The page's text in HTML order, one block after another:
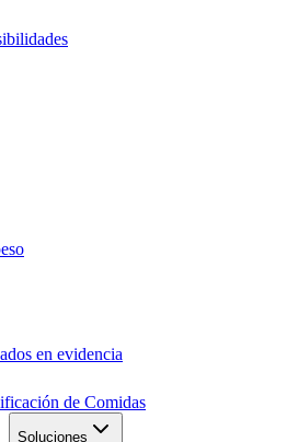
en evidencia
de Comidas
Soluciones